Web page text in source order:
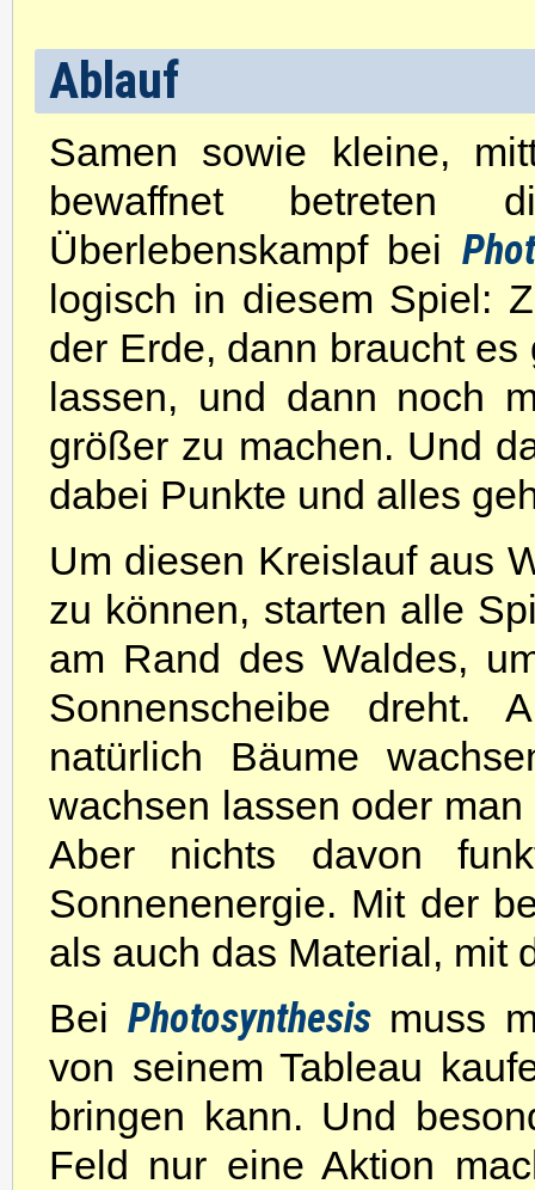
Ablauf
Samen sowie kleine,
bewaffnet betreten
Überlebenskampf bei
logisch in diesem Spiel:
der Erde, dann braucht
lassen, und dann noch
größer zu machen. Und
dabei Punkte und alles
Um diesen Kreislauf aus
zu können, starten alle
am Rand des Waldes,
Sonnenscheibe dreht.
natürlich Bäume
wachsen lassen oder
Aber nichts davon
Sonnenenergie. Mit der
als auch das Material, mit
Bei Photosynthesis muss
von seinem Tableau
bringen kann. Und
Feld nur eine Aktion